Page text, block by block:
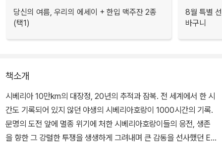
당신의 여름, 우리의 에세이 + 한입 맥주잔 2종
(택1)
8월 특별
바구니
책소개
시베리아 10만km의 대장정, 20년의 추적과 잠복. 전 세계에서 한 시
간도 기록되어 있지 않던 야생의 시베리아호랑이 1000시간의 기록.
문명의 도전 앞에 멸종 위기에 처한 시베리아호랑이들의 응전, 생존
을 향한 그 강렬한 투쟁을 생생하게 그려내며 큰 감동을 선사했던 EB